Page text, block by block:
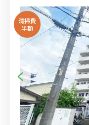
清掃費
半額